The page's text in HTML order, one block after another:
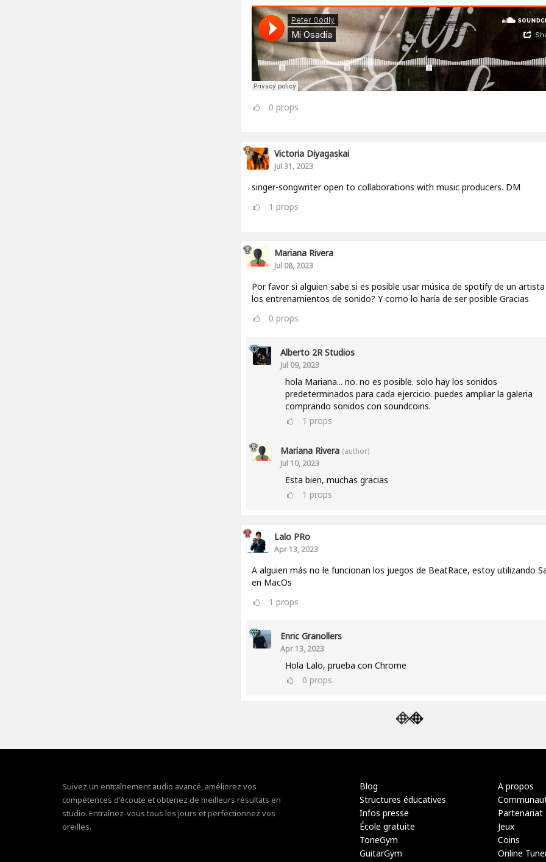
0 props
Victoria Diyagaskai
Jul 31, 2023
singer-songwriter open to collaborations with music producers. DM
1 props
Mariana Rivera
Jul 08, 2023
Por favor si alguien sabe si es posible usar música de spotify de un
los entrenamientos de sonido? Y como lo haría de ser posible Gracias
0 props
Alberto 2R Studios
Jul 09, 2023
hola Mariana... no. no es posible. solo hay los sonidos
predeterminados para cada ejercicio. puedes ampliar la galeria
comprando sonidos con soundcoins.
1 props
Mariana Rivera (author)
Jul 10, 2023
Esta bien, muchas gracias
1 props
Lalo PRo
Apr 13, 2023
A alguien más no le funcionan los juegos de BeatRace, estoy utilizando
en MacOs
1 props
Enric Granollers
Apr 13, 2023
Hola Lalo, prueba con Chrome
0 props
Suivez un entraînement audio avancé, améliorez vos
compétences d'écoute et obtenez de meilleurs résultats en
studio. Entraînez-vous tous les jours et perfectionnez vos
oreilles.
Blog
Structures éducatives
Infos presse
École gratuite
ToneGym
GuitarGym
A propos
Partenariat
Jeux
Coins
Online